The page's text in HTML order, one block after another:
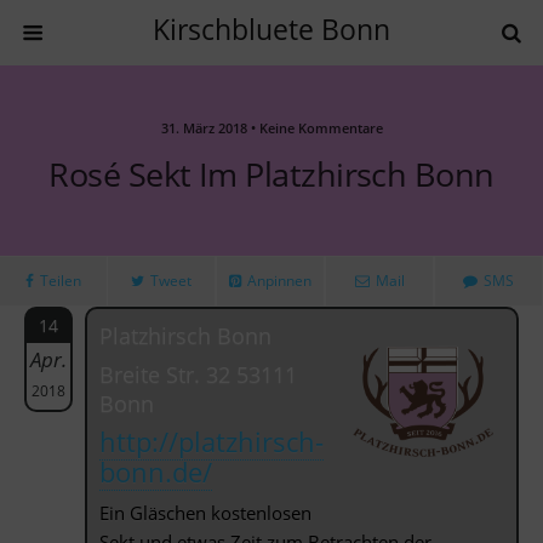
Kirschbluete Bonn
31. März 2018 • Keine Kommentare
Rosé Sekt Im Platzhirsch Bonn
Teilen Tweet Anpinnen Mail SMS
14
Apr.
2018
http://platzhirsch-
bonn.de/
Ein Gläschen kostenlosen